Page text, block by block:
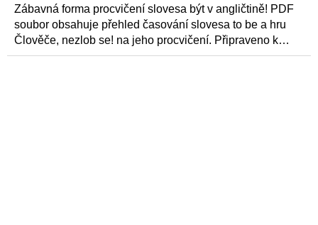
Zábavná forma procvičení slovesa být v angličtině! PDF
soubor obsahuje přehled časování slovesa to be a hru
Člověče, nezlob se! na jeho procvičení. Připraveno k
tisku a...